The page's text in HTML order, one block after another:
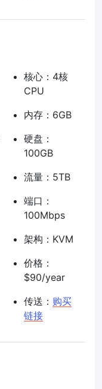
核心：4核
CPU
内存：6GB
硬盘：
100GB
流量：5TB
端口：
100Mbps
架构：KVM
价格：
$90/year
传送： 购买
链接